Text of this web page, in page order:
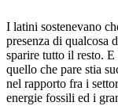
I latini sostenevano
presenza di qualcosa
sparire tutto il resto. E
quello che pare stia
nel rapporto fra i
energie fossili ed i